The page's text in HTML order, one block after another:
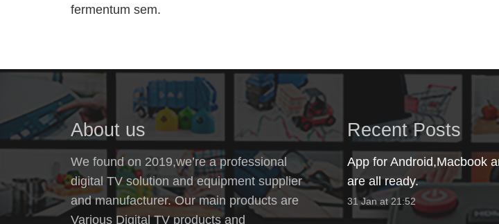
fermentum sem.
About us
We found on 2019,we’re a professional
digital TV solution and equipment supplier
and manufacturer. Our main products are
Various Digital TV products and
Recent Posts
App for Android,Macbook
are all ready.
31 Jan at 21:52